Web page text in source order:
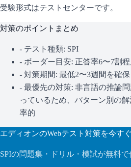
受験形式はテストセンターです。
対策のポイントまとめ
- テスト種類: SPI
- ボーダー目安: 正答率6〜7割程
- 対策期間: 最低2〜3週間を確保
- 最優先の対策: 非言語の推論
っているため、パターン別の
率的
エディオンのWebテスト対策を今す
SPIの問題集・ドリル・模試が無料で